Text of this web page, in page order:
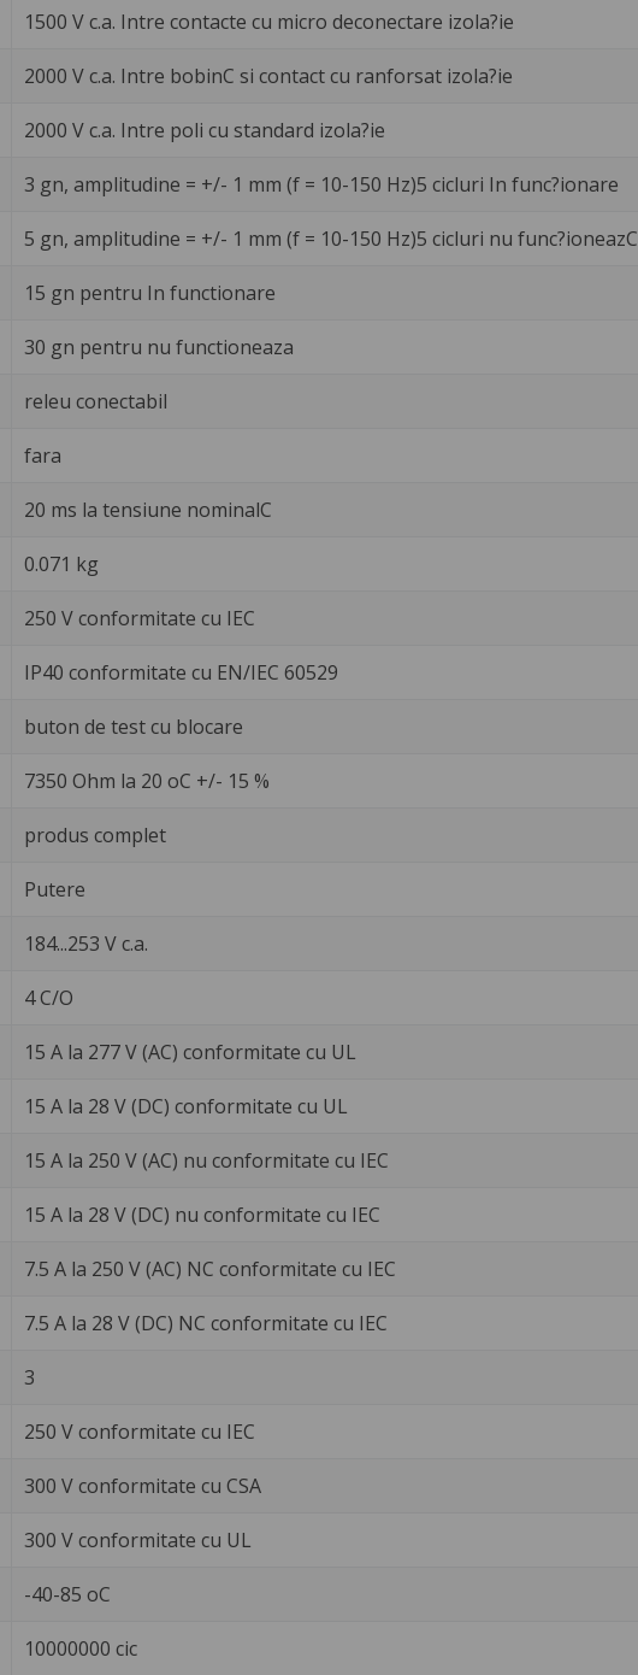
1500 V c.a. Intre contacte cu micro deconectare izola?ie
2000 V c.a. Intre bobinC si contact cu ranforsat izola?ie
2000 V c.a. Intre poli cu standard izola?ie
3 gn, amplitudine = +/- 1 mm (f = 10-150 Hz)5 cicluri In func?ionare
5 gn, amplitudine = +/- 1 mm (f = 10-150 Hz)5 cicluri nu func?ioneazC
15 gn pentru In functionare
30 gn pentru nu functioneaza
releu conectabil
fara
20 ms la tensiune nominalC
0.071 kg
250 V conformitate cu IEC
IP40 conformitate cu EN/IEC 60529
buton de test cu blocare
7350 Ohm la 20 oC +/- 15 %
produs complet
Putere
184...253 V c.a.
4 C/O
15 A la 277 V (AC) conformitate cu UL
15 A la 28 V (DC) conformitate cu UL
15 A la 250 V (AC) nu conformitate cu IEC
15 A la 28 V (DC) nu conformitate cu IEC
7.5 A la 250 V (AC) NC conformitate cu IEC
7.5 A la 28 V (DC) NC conformitate cu IEC
3
250 V conformitate cu IEC
300 V conformitate cu CSA
300 V conformitate cu UL
-40-85 oC
10000000 cic